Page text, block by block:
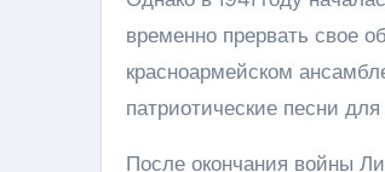
временно прервать свое
красноармейском
патриотические песни
После окончания войны